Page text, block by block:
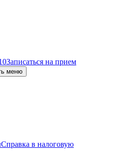
Записаться на прием
меню
Справка в налоговую